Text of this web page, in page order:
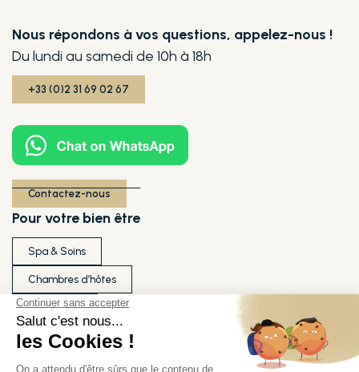
Nous répondons à vos questions, appelez-nous !
Du lundi au samedi de 10h à 18h
+33 (0)2 31 69 02 67
Contactez-nous
Pour votre bien être
Spa & Soins
Chambres d’hôtes
Séminaires
Ils témoignent de notre qualité
Nos partenaires